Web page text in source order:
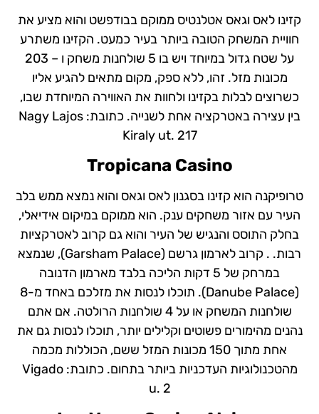
קזינו לאס וגאס אטלנטיס ממוקם בבודפשט והוא מציע את
חוויית המשחק הטובה ביותר בעיר כמעט. הקזינו משתרע
על שטח גדול במיוחד ויש בו 5 שולחנות משחק ו – 203
מכונות מזל. זהו, ללא ספק, מקום מתאים להגיע אליו
כשרוצים לבלות בקזינו ולחוות את האווירה המיוחדת שבו,
בין עצירה באטרקציה אחת לשנייה. כתובת: Nagy Lajos
Kiraly ut. 217
Tropicana Casino
טרופיקנה הוא קזינו בסגנון לאס וגאס והוא נמצא ממש בלב
העיר עם אזור משחקים ענק. הוא ממוקם במיקום אידיאלי,
בחלק התוסס והנגיש של העיר והוא גם קרוב לאטרקציות
רבות. . קרוב לארמון גרשם (Garsham Palace), שנמצא
במרחק של 5 דקות הליכה בלבד מארמון הדנובה
(Danube Palace). תוכלו לנסות את מזלכם באחד מ-8
שולחנות המשחק או על 4 שולחנות הרולטה. אם אתם
נהנים מהימורים פשוטים וקלילים יותר, תוכלו לנסות גם את
אחת מתוך 150 מכונות המזל ששם, הכוללות מכמה
מהטכנולוגיות העדכניות ביותר בתחום. כתובת: Vigado
u. 2